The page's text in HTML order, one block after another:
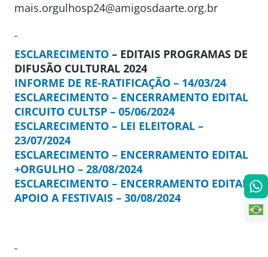
mais.orgulhosp24@amigosdaarte.org.br
ESCLARECIMENTO – EDITAIS PROGRAMAS DE
DIFUSÃO CULTURAL 2024
INFORME DE RE-RATIFICAÇÃO – 14/03/24
ESCLARECIMENTO – ENCERRAMENTO EDITAL
CIRCUITO CULTSP – 05/06/2024
ESCLARECIMENTO – LEI ELEITORAL –
23/07/2024
ESCLARECIMENTO – ENCERRAMENTO EDITAL
+ORGULHO – 28/08/2024
ESCLARECIMENTO – ENCERRAMENTO EDITAL
APOIO A FESTIVAIS – 30/08/2024